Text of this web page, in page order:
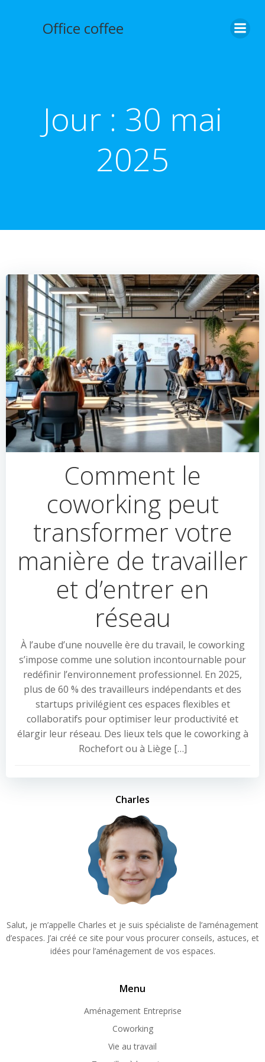
Office coffee
Jour : 30 mai
2025
Comment le
coworking peut
transformer votre
manière de travailler
et d’entrer en
réseau
À l’aube d’une nouvelle ère du travail, le coworking
s’impose comme une solution incontournable pour
redéfinir l’environnement professionnel. En 2025,
plus de 60 % des travailleurs indépendants et des
startups privilégient ces espaces flexibles et
collaboratifs pour optimiser leur productivité et
élargir leur réseau. Des lieux tels que le coworking à
Rochefort ou à Liège […]
Charles
Salut, je m’appelle Charles et je suis spécialiste de l’aménagement
d’espaces. J’ai créé ce site pour vous procurer conseils, astuces, et
idées pour l’aménagement de vos espaces.
Menu
Aménagement Entreprise
Coworking
Vie au travail